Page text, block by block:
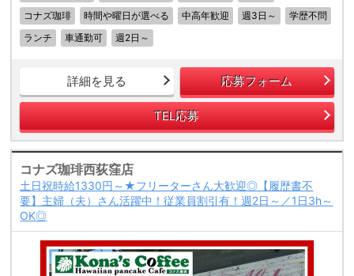
コナズ珈琲
時間や曜日が選べる 中高年歓迎 週3日～
学歴不問
ランチ
車通勤可 週2日～
詳細を見る 応募フォーム
TEL応募
コナズ珈琲西荻窪店
土日祝時給1330円～★フリーターさん大歓迎◎【履歴書不
要】主婦（夫）さん活躍中！従業員割引有！週2日～／1日3h～
OK◎